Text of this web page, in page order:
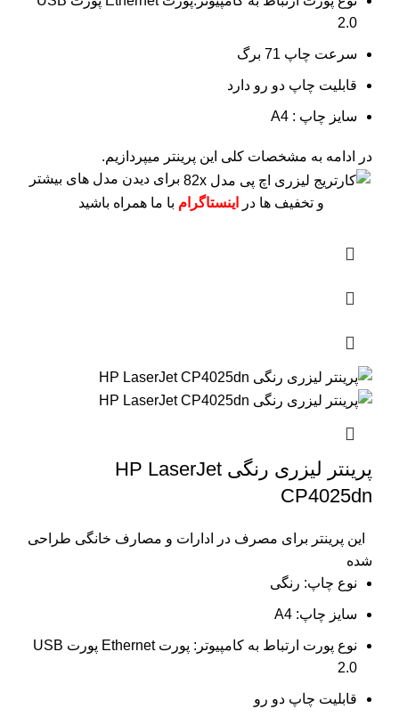
2.0
سرعت چاپ 71 برگ
قابلیت چاپ دو رو دارد
سایز چاپ : A4
در ادامه به مشخصات کلی این پرینتر میپردازیم.
برای دیدن مدل های بیشتر
و تخفیف ها در
اینستاگرام با ما همراه باشید
پرینتر لیزری رنگی HP LaserJet
CP4025dn
این پرینتر برای مصرف در ادارات و مصارف خانگی طراحی
شده
نوع چاپ: رنگی
سایز چاپ: A4
نوع پورت ارتباط به کامپیوتر: پورت Ethernet پورت USB
2.0
قابلیت چاپ دو رو